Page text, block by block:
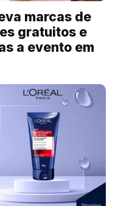
marcas de
gratuitos e
a evento em